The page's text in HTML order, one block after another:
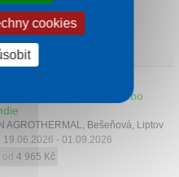
vstupy do Bešeňové nebo
AGROTHERMAL, Bešeňová, Liptov
19.06.2026 - 01.09.2026
4 965 Kč
cookies